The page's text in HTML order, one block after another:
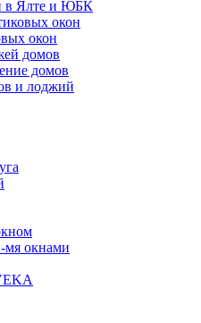
в Ялте и ЮБК
окон
окон
домов
домов
и лоджий
мя окнами